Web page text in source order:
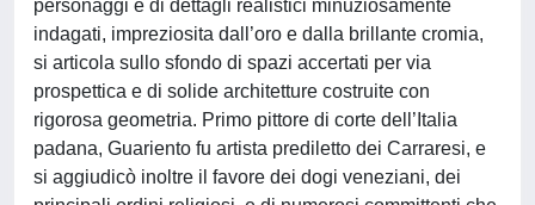
personaggi e di dettagli realistici minuziosamente
indagati, impreziosita dall’oro e dalla brillante cromia,
si articola sullo sfondo di spazi accertati per via
prospettica e di solide architetture costruite con
rigorosa geometria. Primo pittore di corte dell’Italia
padana, Guariento fu artista prediletto dei Carraresi, e
si aggiudicò inoltre il favore dei dogi veneziani, dei